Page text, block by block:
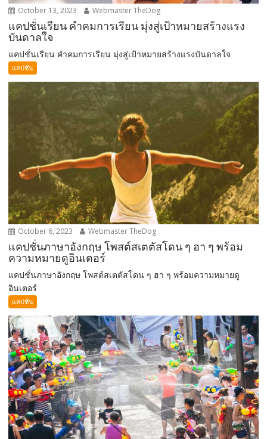
October 13, 2023 Webmaster TheDog
แคปชั่นเรียน คำคมการเรียน มุ่งสู่เป้าหมายสร้างแรง
บันดาลใจ
แคปชั่นเรียน คำคมการเรียน มุ่งสู่เป้าหมายสร้างแรงบันดาลใจ
แคปชั่น
October 6, 2023 Webmaster TheDog
แคปชั่นภาษาอังกฤษ โพสต์สเตตัสโดน ๆ ฮา ๆ พร้อม
ความหมายดูอินเตอร์
แคปชั่นภาษาอังกฤษ โพสต์สเตตัสโดน ๆ ฮา ๆ พร้อมความหมายดู
อินเตอร์
แคปชั่น